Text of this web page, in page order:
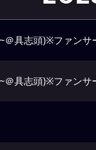
＠具志頭)※ファンサ
＠具志頭)※ファンサ